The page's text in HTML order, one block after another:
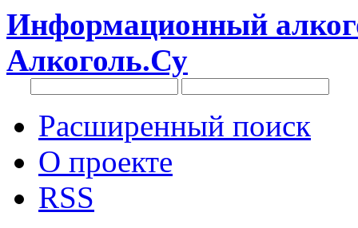
Информационный
Алкоголь.Су
Расширенный поиск
О проекте
RSS